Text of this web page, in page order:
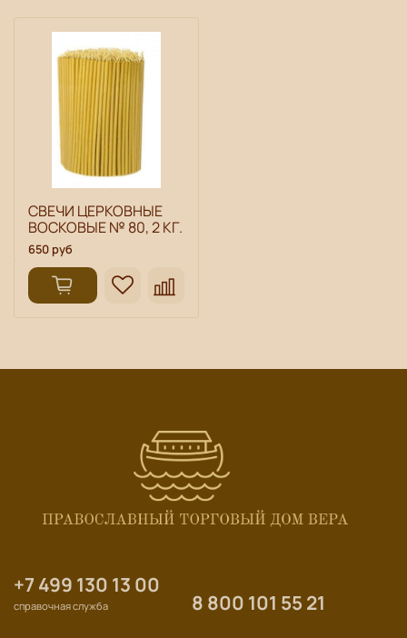
СВЕЧИ ЦЕРКОВНЫЕ
ВОСКОВЫЕ № 80, 2 КГ.
650 руб
+7 499 130 13 00
справочная служба 8 800 101 55 21